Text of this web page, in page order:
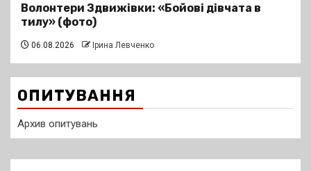
Волонтери Здвижівки: «Бойові дівчата в
тилу» (фото)
06.08.2026 Ірина Левченко
ОПИТУВАННЯ
Архив опитувань